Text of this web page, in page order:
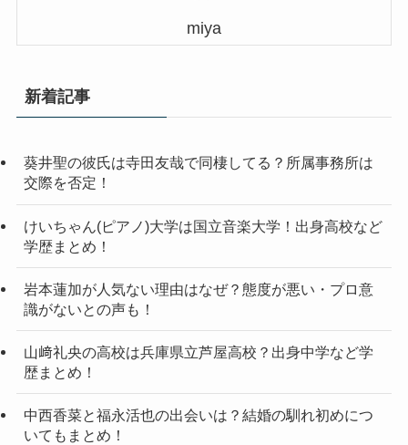
miya
新着記事
葵井聖の彼氏は寺田友哉で同棲してる？所属事務所は
交際を否定！
けいちゃん(ピアノ)大学は国立音楽大学！出身高校など
学歴まとめ！
岩本蓮加が人気ない理由はなぜ？態度が悪い・プロ意
識がないとの声も！
山﨑礼央の高校は兵庫県立芦屋高校？出身中学など学
歴まとめ！
中西香菜と福永活也の出会いは？結婚の馴れ初めにつ
いてもまとめ！